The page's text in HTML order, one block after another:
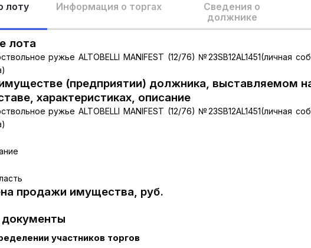
лоту Информация о торгах
Сведения о
должнике
лота
ружье ALTOBELLI MANIFEST (12/76) №23SB12AL1451(личная
(предприятии) должника, выставляемом
характеристиках, описание
ружье ALTOBELLI MANIFEST (12/76) №23SB12AL1451(личная
продажи имущества, руб.
участников торгов